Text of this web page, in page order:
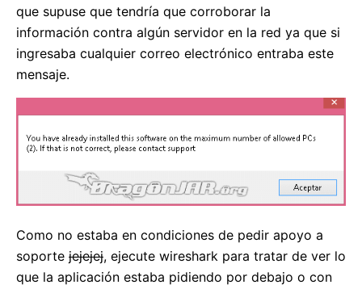
que supuse que tendría que corroborar la
información contra algún servidor en la red ya que si
ingresaba cualquier correo electrónico entraba este
mensaje.
Como no estaba en condiciones de pedir apoyo a
soporte jejejej, ejecute wireshark para tratar de ver lo
que la aplicación estaba pidiendo por debajo o con